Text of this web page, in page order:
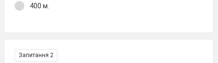
400 м.
Запитання 2